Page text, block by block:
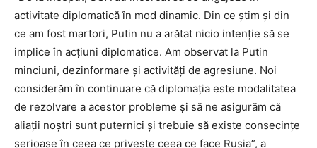
activitate diplomatică în mod dinamic. Din ce ştim şi din
ce am fost martori, Putin nu a arătat nicio intenţie să se
implice în acţiuni diplomatice. Am observat la Putin
minciuni, dezinformare şi activităţi de agresiune. Noi
considerăm în continuare că diplomaţia este modalitatea
de rezolvare a acestor probleme şi să ne asigurăm că
aliaţii noştri sunt puternici şi trebuie să existe consecinţe
serioase în ceea ce priveşte ceea ce face Rusia”, a